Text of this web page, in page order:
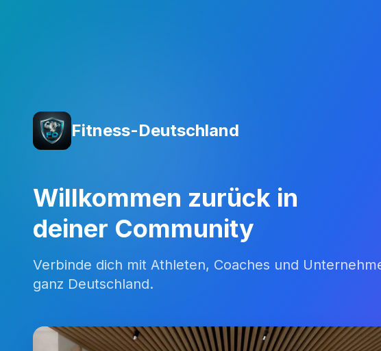
Fitness-Deutschland
Willkommen zurück in
deiner Community
Verbinde dich mit Athleten, Coaches und
ganz Deutschland.